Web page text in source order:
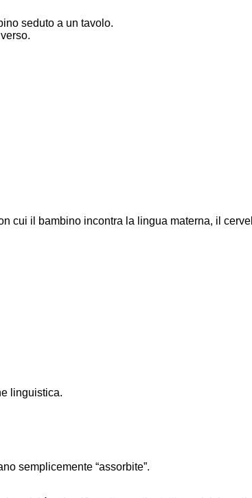
seduto a un tavolo.
cui il bambino incontra la lingua materna, il
linguistica.
semplicemente “assorbite”.